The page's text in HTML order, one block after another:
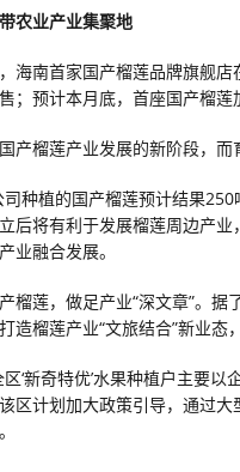
农业产业集聚地
，海南首家国产榴莲品牌旗舰
；预计本月底，首座国产榴
产榴莲产业发展的新阶段，而
司种植的国产榴莲预计结果
后将有利于发展榴莲周边产
业融合发展。
榴莲，做足产业“深文章”。
造榴莲产业“文旅结合”新业态
区‘新奇特优’水果种植户主要以
区计划加大政策引导，通过